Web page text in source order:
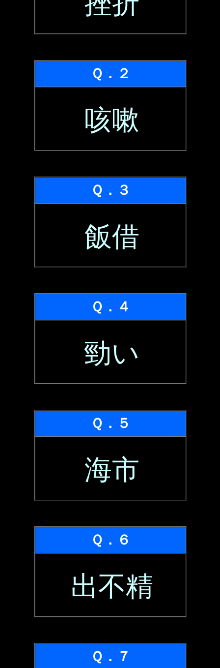
Ｑ．２
咳嗽
Ｑ．３
飯借
Ｑ．４
勁い
Ｑ．５
海市
Ｑ．６
出不精
Ｑ．７